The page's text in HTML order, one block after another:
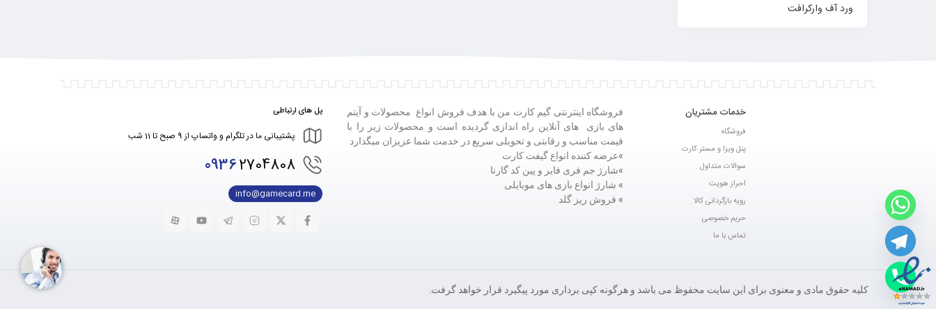
ورد آف وارکرافت
خدمات مشتریان
فروشگاه
پنل ویزا و مستر کارت
سوالات متداول
احراز هویت
رویه بازگردانی کالا
حریم خصوصی
تماس با ما
فروشگاه اینترنتی گیم کارت من با هدف فروش انواع محصولات و آیتم
های بازی های آنلاین راه اندازی گردیده است و محصولات زیر را با
قیمت مناسب و رقابتی و تحویلی سریع در خدمت شما عزیزان میگذارد
»عرضه کننده انواع گیفت کارت
»شارژ جم فری فایر و پین کد گارنا
» شارژ انواع بازی های موبایلی
» فروش ریز گلد
پل های ارتباطی
پشتیبانی ما در تلگرام و واتساپ از 9 صبح تا 11 شب
09362704808
info@gamecard.me
کلیه حقوق مادی و معنوی برای این سایت محفوظ می باشد و هرگونه کپی برداری مورد پیگیرد قرار خواهد گرفت.